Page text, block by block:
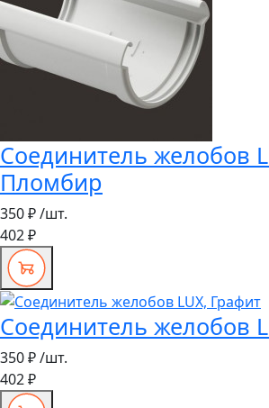
Соединитель желобов
Пломбир
350 ₽/шт.
402 ₽
Соединитель желобов
350 ₽/шт.
402 ₽